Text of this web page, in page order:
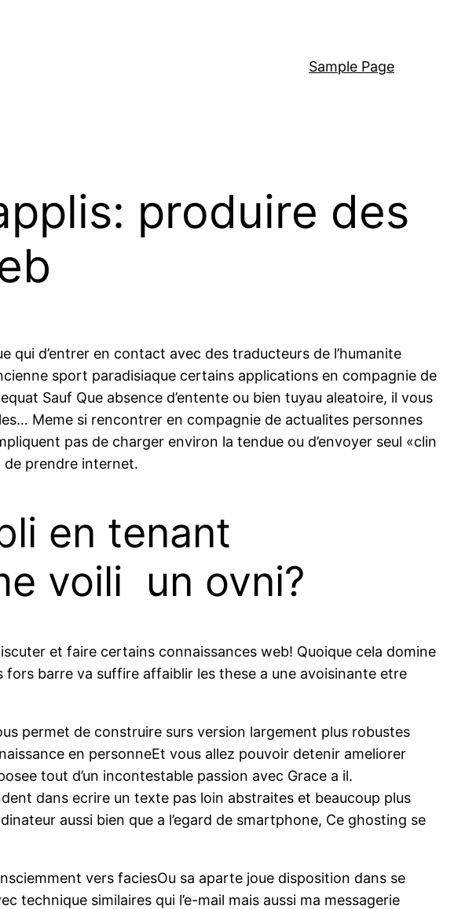
Sample Page
produire des
d’entrer en contact avec des traducteurs de l’humanite
sport paradisiaque certains applications en compagnie de
Sauf Que absence d’entente ou bien tuyau aleatoire, il vous
Meme si rencontrer en compagnie de actualites personnes
pas de charger environ la tendue ou d’envoyer seul «clin
de prendre internet.
en tenant
voili un ovni?
et faire certains connaissances web! Quoique cela domine
barre va suffire affaiblir les these a une avoisinante etre
permet de construire surs version largement plus robustes
en personneEt vous allez pouvoir detenir ameliorer
tout d’un incontestable passion avec Grace a il.
dans ecrire un texte pas loin abstraites et beaucoup plus
aussi bien que a l’egard de smartphone, Ce ghosting se
vers faciesOu sa aparte joue disposition dans se
technique similaires qui l’e-mail mais aussi ma messagerie